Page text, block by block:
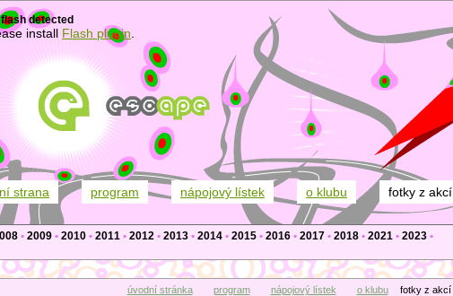
flash detected
install Flash plugin
strana program nápojový lístek o klubu fotky z akcí
• 2009 • 2010 • 2011 • 2012 • 2013 • 2014 • 2015 • 2016 • 2017 • 2018 • 2021 • 2023 •
úvodní stránka program nápojový lístek o klubu fotky z akcí